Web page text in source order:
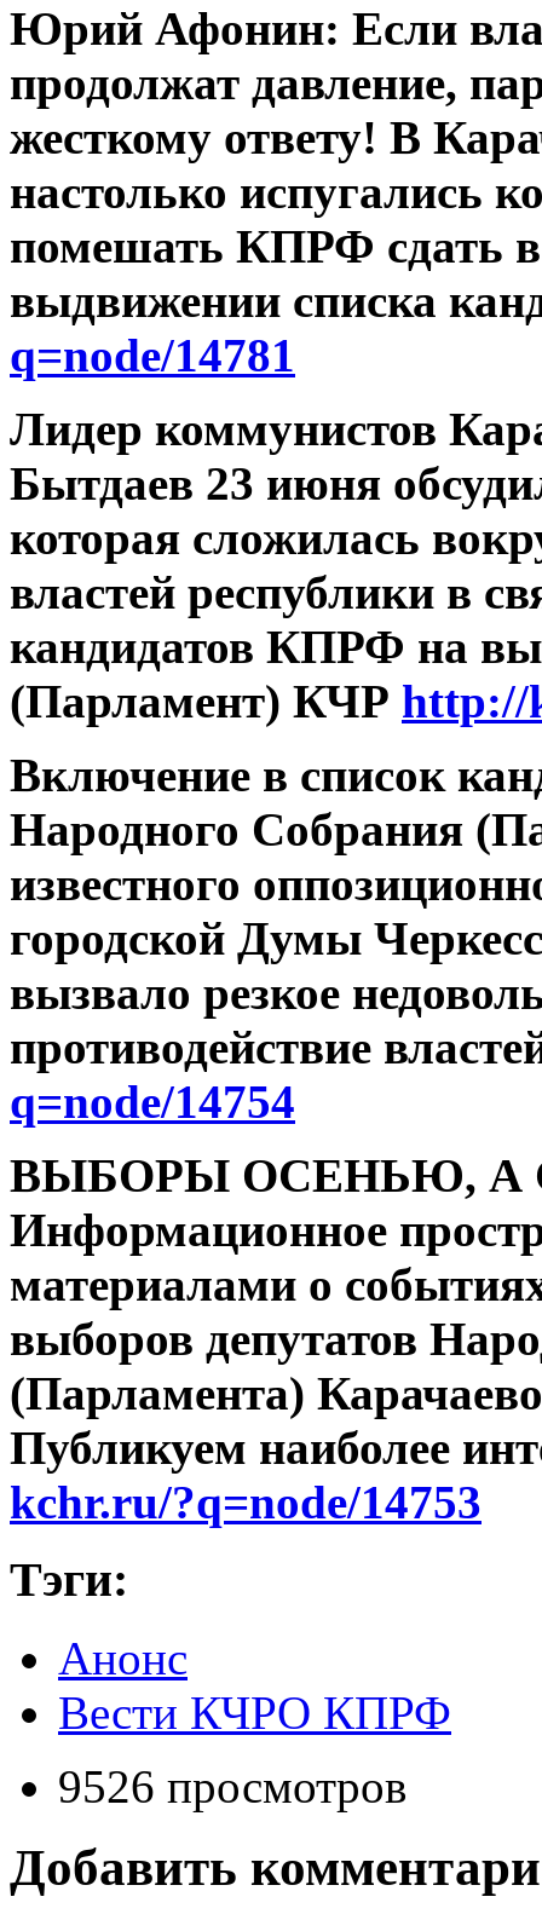
Юрий Афонин: Если
продолжат давление,
жесткому ответу! В
настолько испугались
помешать КПРФ сдать
выдвижении списка
q=node/14781
Лидер коммунистов
Бытдаев 23 июня
которая сложилась
властей республики в
кандидатов КПРФ на
(Парламент) КЧР http://
Включение в список
Народного Собрания
известного
городской Думы
вызвало резкое
противодействие
q=node/14754
ВЫБОРЫ ОСЕНЬЮ, А
Информационное
материалами о
выборов депутатов
(Парламента)
Публикуем наиболее
kchr.ru/?q=node/14753
Тэги:
Анонс
Вести КЧРО КПРФ
9526 просмотров
Добавить